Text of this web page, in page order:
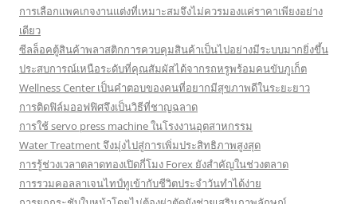
การเลือกแพคเกจงานแต่งที่เหมาะสมจึงไม่ควรมองแค่ราคาเพียงอย่าง
เดียว
ซีลล็อคตู้สินค้าพลาสติกการควบคุมสินค้าเป็นไปอย่างมีระบบมากยิ่งขึ้น
ประสบการณ์เหนือระดับที่คุณสัมผัสได้จากรถหรูพร้อมคนขับภูเก็ต
Wellness Center เป็นคำตอบของคนที่อยากมีสุขภาพดีในระยะยาว
การติดฟิล์มออฟฟิศจึงเป็นวิธีที่ชาญฉลาด
การใช้ servo press machine ในโรงงานอุตสาหกรรม
Water Treatment จึงมุ่งไปสู่การเพิ่มประสิทธิภาพสูงสุด
การรู้ช่วงเวลาตลาดทองเปิดกี่โมง Forex ยังสำคัญในช่วงตลาด
การรวมคอลลาเจนไทป์ทูเข้ากับชีวิตประจำวันทำได้ง่าย